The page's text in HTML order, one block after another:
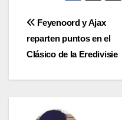
Navegación
de
entradas
Feyenoord y Ajax
reparten puntos en el
Clásico de la Eredivisie